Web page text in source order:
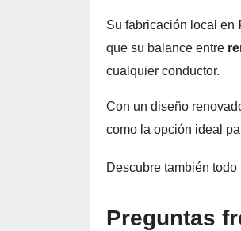
Su fabricación local en
que su balance entre
cualquier conductor.
Con un diseño
como la opción ideal
Descubre también
Preguntas